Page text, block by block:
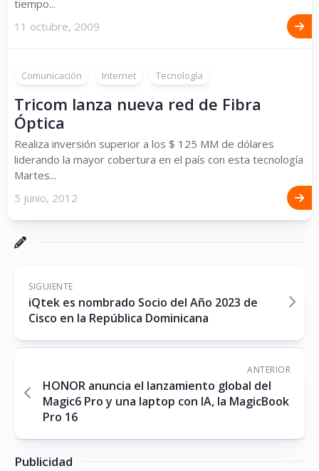
tiempo...
11 octubre, 2009
Comunicación Internet Tecnología
Tricom lanza nueva red de Fibra
Óptica
Realiza inversión superior a los $ 125 MM de dólares
liderando la mayor cobertura en el país con esta tecnología
Martes...
5 junio, 2012
SIGUIENTE
iQtek es nombrado Socio del Año 2023 de
Cisco en la República Dominicana
ANTERIOR
HONOR anuncia el lanzamiento global del
Magic6 Pro y una laptop con IA, la MagicBook
Pro 16
Publicidad